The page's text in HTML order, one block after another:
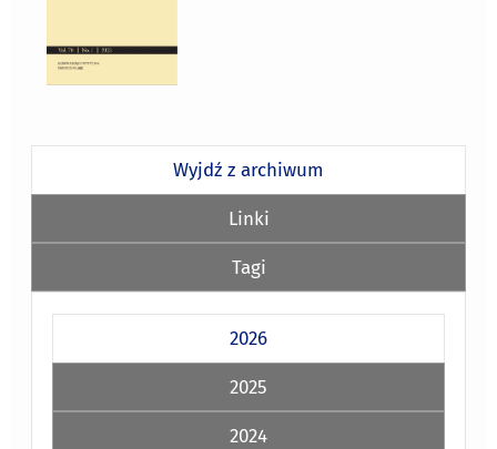
Wyjdź z archiwum
Linki
Tagi
2026
2025
2024